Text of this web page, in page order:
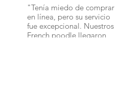
"Tenía miedo de comprar
en línea, pero su servicio
fue excepcional. Nuestros
French poodle llegaron